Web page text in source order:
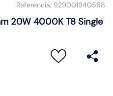
Referencia: 929001940568
20W 4000K T8 Single
foco
7.
matixgo